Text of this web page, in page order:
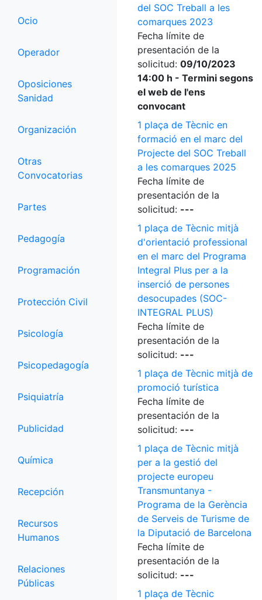
Ocio
Operador
Oposiciones
Sanidad
Organización
Otras
Convocatorias
Partes
Pedagogía
Programación
Protección Civil
Psicología
Psicopedagogía
Psiquiatría
Publicidad
Química
Recepción
Recursos
Humanos
Relaciones
Públicas
del SOC Treball a les
comarques 2023
Fecha límite de
presentación de la
solicitud: 09/10/2023
14:00 h - Termini segons
el web de l'ens
convocant
1 plaça de Tècnic en
formació en el marc del
Projecte del SOC Treball
a les comarques 2025
Fecha límite de
presentación de la
solicitud: ---
1 plaça de Tècnic mitjà
d'orientació professional
en el marc del Programa
Integral Plus per a la
inserció de persones
desocupades (SOC-
INTEGRAL PLUS)
Fecha límite de
presentación de la
solicitud: ---
1 plaça de Tècnic mitjà de
promoció turística
Fecha límite de
presentación de la
solicitud: ---
1 plaça de Tècnic mitjà
per a la gestió del
projecte europeu
Transmuntanya -
Programa de la Gerència
de Serveis de Turisme de
la Diputació de Barcelona
Fecha límite de
presentación de la
solicitud: ---
1 plaça de Tècnic